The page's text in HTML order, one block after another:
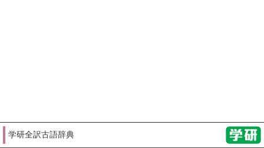
学研全訳古語辞典